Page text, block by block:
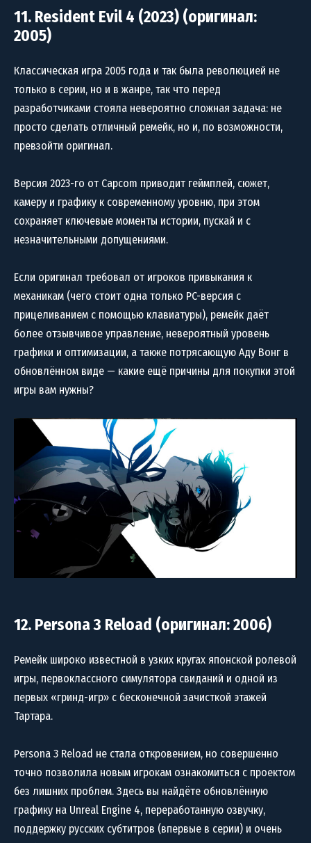
11. Resident Evil 4 (2023) (оригинал:
2005)
Классическая игра 2005 года и так была революцией не
только в серии, но и в жанре, так что перед
разработчиками стояла невероятно сложная задача: не
просто сделать отличный ремейк, но и, по возможности,
превзойти оригинал.
Версия 2023-го от Capcom приводит геймплей, сюжет,
камеру и графику к современному уровню, при этом
сохраняет ключевые моменты истории, пускай и с
незначительными допущениями.
Если оригинал требовал от игроков привыкания к
механикам (чего стоит одна только PC-версия с
прицеливанием с помощью клавиатуры), ремейк даёт
более отзывчивое управление, невероятный уровень
графики и оптимизации, а также потрясающую Аду Вонг в
обновлённом виде — какие ещё причины для покупки этой
игры вам нужны?
12. Persona 3 Reload (оригинал: 2006)
Ремейк широко известной в узких кругах японской ролевой
игры, первоклассного симулятора свиданий и одной из
первых «гринд-игр» с бесконечной зачисткой этажей
Тартара.
Persona 3 Reload не стала откровением, но совершенно
точно позволила новым игрокам ознакомиться с проектом
без лишних проблем. Здесь вы найдёте обновлённую
графику на Unreal Engine 4, переработанную озвучку,
поддержку русских субтитров (впервые в серии) и очень